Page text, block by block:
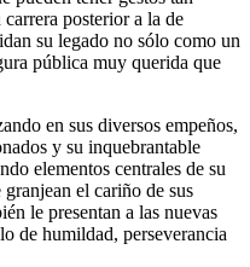
posterior a la de
su legado no sólo como un
pública muy querida que
en sus diversos empeños,
y su inquebrantable
elementos centrales de su
el cariño de sus
le presentan a las nuevas
de humildad, perseverancia